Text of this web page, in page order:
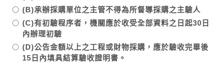
(B)承辦採購單位之主管不得為所督導採購之主驗人
(C)有初驗程序者，機關應於收受全部資料之日起30日
內辦理初驗
(D)公告金額以上之工程或財物採購，應於驗收完畢後
15日內填具結算驗收證明書。